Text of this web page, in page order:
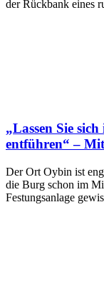
der Rückbank eines
„Lassen Sie
entführen“ –
Der Ort Oybin ist
die Burg schon im
Festungsanlage